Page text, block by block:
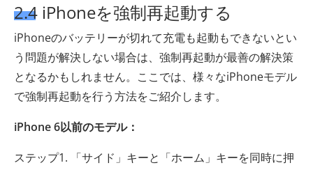
2.4 iPhoneを強制再起動する
iPhoneのバッテリーが切れて充電も起動もできないとい
う問題が解決しない場合は、強制再起動が最善の解決策
となるかもしれません。ここでは、様々なiPhoneモデル
で強制再起動を行う方法をご紹介します。
iPhone 6以前のモデル：
ステップ1. 「サイド」キーと「ホーム」キーを同時に押